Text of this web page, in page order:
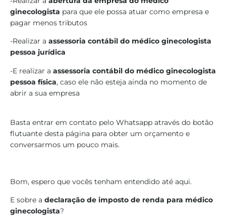
ginecologista para que ele possa atuar como empresa e
pagar menos tributos
-Realizar a assessoria contábil do médico ginecologista
pessoa jurídica
-E realizar a assessoria contábil do médico ginecologista
pessoa física, caso ele não esteja ainda no momento de
abrir a sua empresa
Basta entrar em contato pelo Whatsapp através do botão
flutuante desta página para obter um orçamento e
conversarmos um pouco mais.
Bom, espero que vocês tenham entendido até aqui.
E sobre a declaração de imposto de renda para médico
ginecologista?